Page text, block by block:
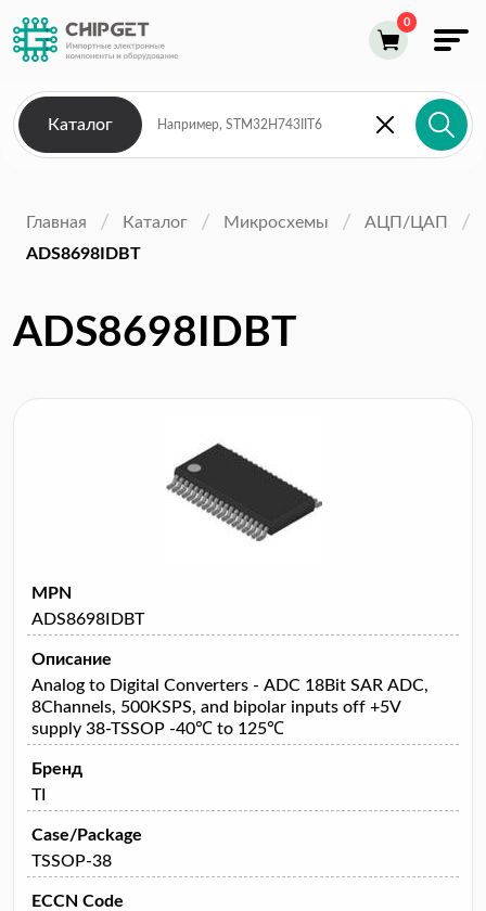
Каталог
Главная Каталог Микросхемы
АЦП/ЦАП
ADS8698IDBT
ADS8698IDBT
MPN
ADS8698IDBT
Описание
Analog to Digital Converters - ADC 18Bit SAR ADC,
8Channels, 500KSPS, and bipolar inputs off +5V
supply 38-TSSOP -40℃ to 125℃
Бренд
TI
Case/Package
TSSOP-38
ECCN Code